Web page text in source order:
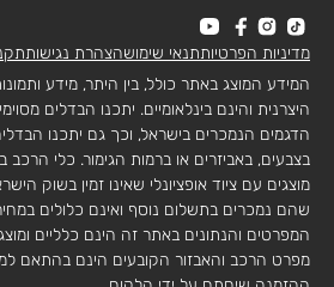
מדיניות הפרטיותתנאי שימושהצהרת נגישות
המידע המוצג באתר כולל, בין היתר, מידע
היצרנית והינם בינלאומיים. יתכנו הבדלים
הדגמים הנמכרים בישראל, וכך גם יתכנו
בצבעים, באביזרים או ברמות הגימור. כלי הרכב
מוצגים עם ציוד אופציונלי שאינו זמין בשוק
שהם נמכרים בתשלום נוסף ואינם כלולים
המפרטים והנתונים באתר זה הינם כלליים
מפרט הרכב והאבזור הקובעים הינם בהתאם